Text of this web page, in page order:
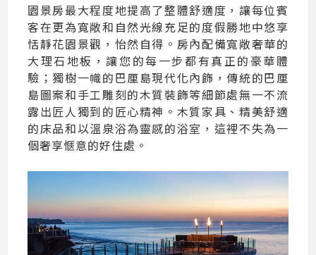
園景房最大程度地提高了整體舒適度，讓每位賓
客在更為寬敞和自然光線充足的度假勝地中悠享
恬靜花園景觀，怡然自得。房內配備寬敞奢華的
大理石地板，讓您的每一步都有真正的豪華體
驗；獨樹一幟的巴厘島現代化內飾，傳統的巴厘
島圖案和手工雕刻的木質裝飾等細節處無一不流
露出匠人獨到的匠心精神。木質家具、精美舒適
的床品和以溫泉浴為靈感的浴室，這裡不失為一
個奢享愜意的好住處。